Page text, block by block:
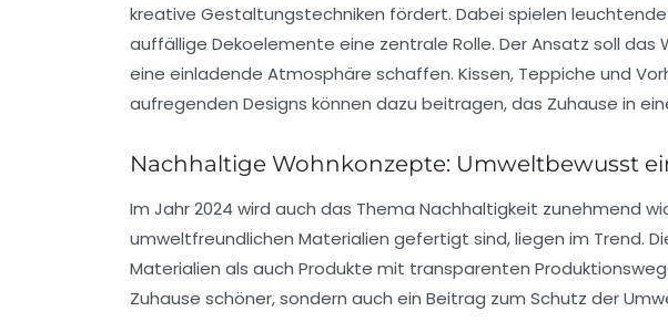
kreative Gestaltungstechniken fördert. Dabei spielen
auffällige Dekoelemente eine zentrale Rolle. Der Ansatz soll
eine einladende Atmosphäre schaffen. Kissen, Teppiche und
aufregenden Designs können dazu beitragen, das Zuhause in
Nachhaltige Wohnkonzepte: Umweltbewusst
Im Jahr 2024 wird auch das Thema Nachhaltigkeit zunehmend
umweltfreundlichen Materialien gefertigt sind, liegen im Trend.
Materialien als auch Produkte mit transparenten
Zuhause schöner, sondern auch ein Beitrag zum Schutz der